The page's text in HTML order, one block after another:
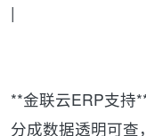
|
**金联云ERP支持
分成数据透明可查